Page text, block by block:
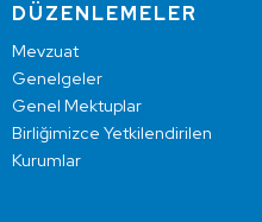
DÜZENLEMELER
Mevzuat
Genelgeler
Genel Mektuplar
Birliğimizce Yetkilendirilen
Kurumlar